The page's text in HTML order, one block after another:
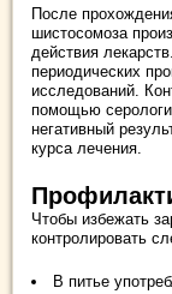
После
шистосомоза
действия
периодических
исследований.
помощью
негативный
курса лечения.
Чтобы избежать
контролировать
В питье